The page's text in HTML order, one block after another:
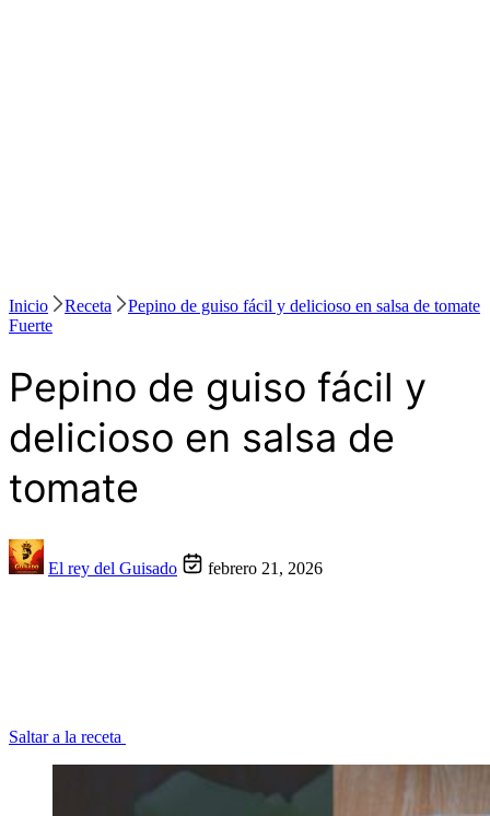
Inicio Receta
Pepino de guiso fácil y delicioso en salsa de tomate
Fuerte
Pepino de guiso fácil y
delicioso en salsa de
tomate
El rey del Guisado febrero 21, 2026
Saltar a la receta